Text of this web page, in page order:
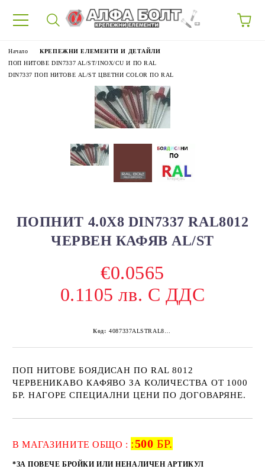
Начало
КРЕПЕЖНИ ЕЛЕМЕНТИ И ДЕТАЙЛИ
ПОП НИТОВЕ DIN7337 AL/ST/INOX/CU И ПО RAL
DIN7337 ПОП НИТОВЕ AL/ST ЦВЕТНИ COLOR ПО RAL
ПОПНИТ 4.0Х8 DIN7337 RAL8012
ЧЕРВЕН КАФЯВ AL/ST
€0.0565
0.1105 лв. С ДДС
Код:
ПОП НИТОВЕ БОЯДИСАН ПО RAL 8012
ЧЕРВЕНИКАВО КАФЯВО ЗА КОЛИЧЕСТВА ОТ 1000
БР. НАГОРЕ СПЕЦИАЛНИ ЦЕНИ ПО ДОГОВАРЯНЕ.
В МАГАЗИНИТЕ ОБЩО : :500 БР.
*ЗА ПОВЕЧЕ БРОЙКИ ИЛИ НЕНАЛИЧЕН АРТИКУЛ